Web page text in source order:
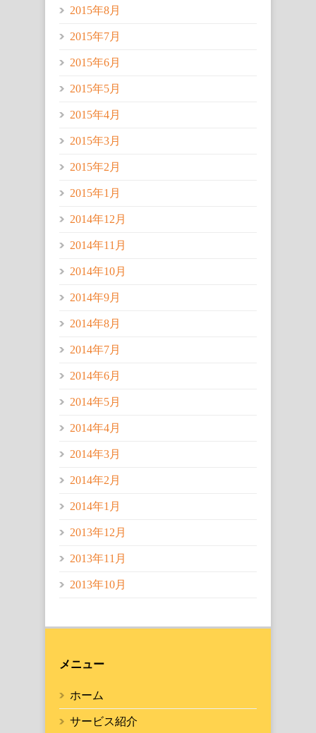
2015年8月
2015年7月
2015年6月
2015年5月
2015年4月
2015年3月
2015年2月
2015年1月
2014年12月
2014年11月
2014年10月
2014年9月
2014年8月
2014年7月
2014年6月
2014年5月
2014年4月
2014年3月
2014年2月
2014年1月
2013年12月
2013年11月
2013年10月
メニュー
ホーム
サービス紹介